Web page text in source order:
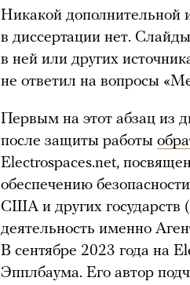
Никакой
в диссертации нет.
в ней или других
не ответил на вопросы
Первым на этот абзац из
после защиты работы
Electrospaces.net,
обеспечению
США и других государств
деятельность именно
В сентябре 2023 года на
Эпплбаума. Его автор